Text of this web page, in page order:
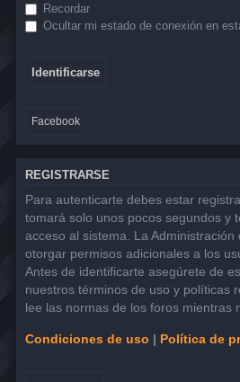
Recordar
Ocultar mi estado de conexión en
Facebook
REGISTRARSE
Para autenticarte debes estar
tomará solo unos pocos segundos y
acceso al sistema. La
otorgar permisos adicionales a los
Antes de identificarte asegúrete de
nuestros términos de uso y políticas
lee las normas de los foros mientras
Condiciones de uso | Política de